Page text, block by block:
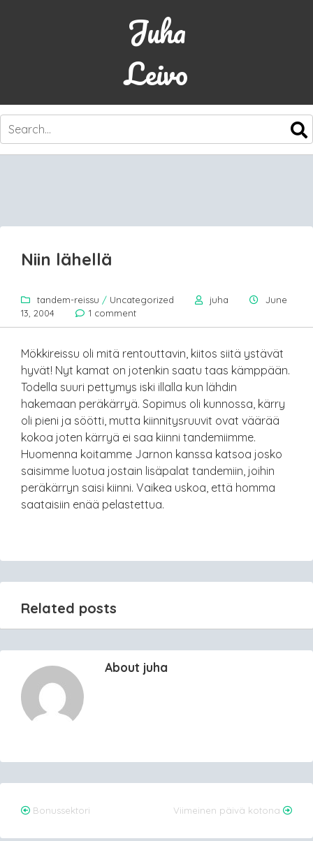
Juha
Leivo
SKIP
CONTENT
Niin lähellä
tandem-reissu / Uncategorized juha
June
13, 2004
1 comment
Mökkireissu oli mitä rentouttavin, kiitos siitä ystävät
hyvät! Nyt kamat on jotenkin saatu taas kämppään.
Todella suuri pettymys iski illalla kun lähdin
hakemaan peräkärryä. Sopimus oli kunnossa, kärry
oli pieni ja söötti, mutta kiinnitysruuvit ovat väärää
kokoa joten kärryä ei saa kiinni tandemiimme.
Huomenna koitamme Jarnon kanssa katsoa josko
saisimme luotua jostain lisäpalat tandemiin, joihin
peräkärryn saisi kiinni. Vaikea uskoa, että homma
saataisiin enää pelastettua.
Related posts
About juha
Post
navigation
Bonussektori Viimeinen päivä kotona